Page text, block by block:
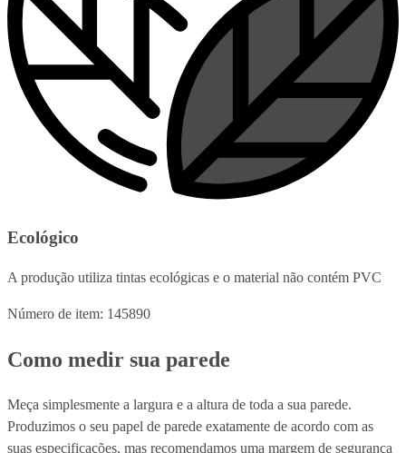
Ecológico
A produção utiliza tintas ecológicas e o material não contém PVC
Número de item: 145890
Como medir sua parede
Meça simplesmente a largura e a altura de toda a sua parede.
Produzimos o seu papel de parede exatamente de acordo com as
suas especificações, mas recomendamos uma margem de segurança